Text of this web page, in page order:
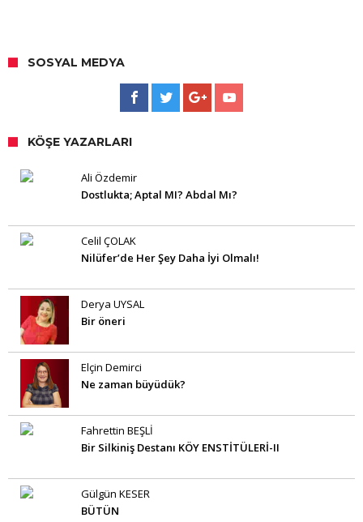
SOSYAL MEDYA
KÖŞE YAZARLARI
Ali Özdemir
Dostlukta; Aptal MI? Abdal Mı?
Celil ÇOLAK
Nilüfer’de Her Şey Daha İyi Olmalı!
Derya UYSAL
Bir öneri
Elçin Demirci
Ne zaman büyüdük?
Fahrettin BEŞLİ
Bir Silkiniş Destanı KÖY ENSTİTÜLERİ-II
Gülgün KESER
BÜTÜN